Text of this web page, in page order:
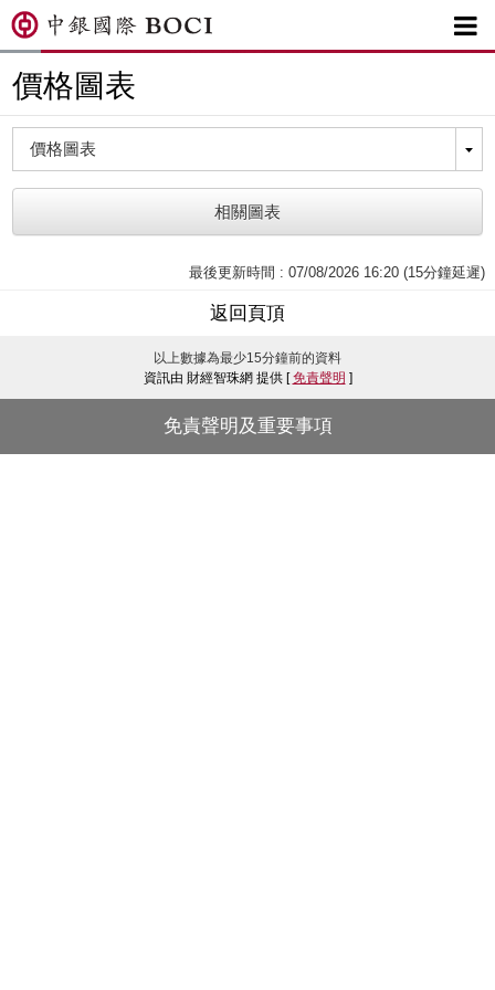

價格圖表
相關圖表
最後更新時間 : 07/08/2026 16:20 (15分鐘延遲)
返回頁頂
以上數據為最少15分鐘前的資料
資訊由 財經智珠網 提供 [免責聲明 ]
免責聲明及重要事項